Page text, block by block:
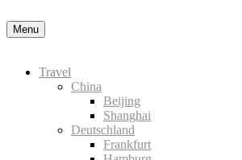
Menu
Travel
China
Beijing
Shanghai
Deutschland
Frankfurt
Datenschutzerklärung